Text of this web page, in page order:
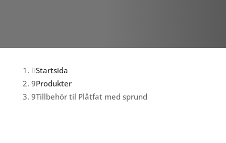
Startsida
Produkter
Tillbehör til Plåtfat med sprund